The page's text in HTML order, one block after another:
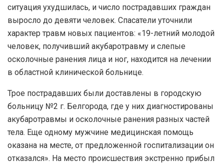
ситуация ухудшилась, и число пострадавших граждан
выросло до девяти человек. Спасатели уточнили
характер травм новых пациентов: «19-летний молодой
человек, получивший акубаротравму и слепые
осколочные ранения лица и ног, находится на лечении
в областной клинической больнице.
Трое пострадавших были доставлены в городскую
больницу №2 г. Белгорода, где у них диагностированы
акубаротравмы и осколочные ранения разных частей
тела. Еще одному мужчине медицинская помощь
оказана на месте, от предложенной госпитализации он
отказался». На место происшествия экстренно прибыл